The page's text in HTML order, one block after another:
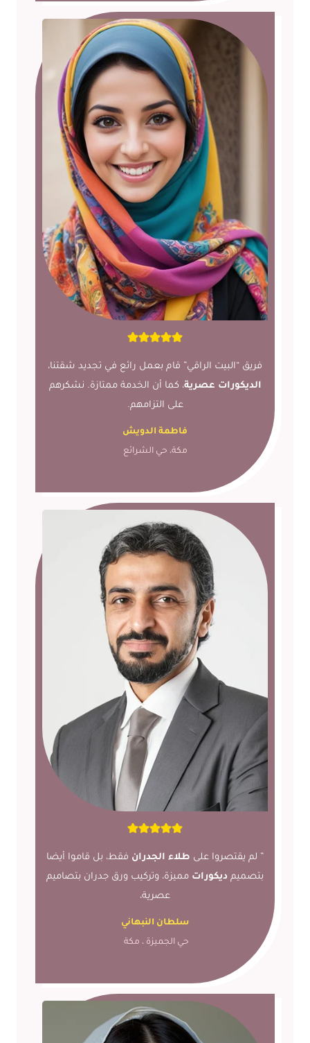
فريق “البيت الراقي” قام بعمل رائع في تجديد شقتنا،
الديكورات عصرية، كما أن الخدمة ممتازة. نشكرهم
على التزامهم.
فاطمة الدويش
مكة، حي الشرائع
” لم يقتصروا على طلاء الجدران فقط، بل قاموا أيضا
بتصميم ديكورات مميزة، وتركيب ورق جدران بتصاميم
عصرية،
سلطان النبهاني
حي الجميزة ، مكة